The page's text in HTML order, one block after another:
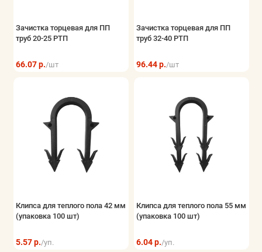
Зачистка торцевая для ПП
труб 20-25 РТП
66.07 р./шт
Зачистка торцевая для ПП
труб 32-40 РТП
96.44 р./шт
Клипса для теплого пола 42 мм
(упаковка 100 шт)
5.57 р./уп.
Клипса для теплого пола 55 мм
(упаковка 100 шт)
6.04 р./уп.